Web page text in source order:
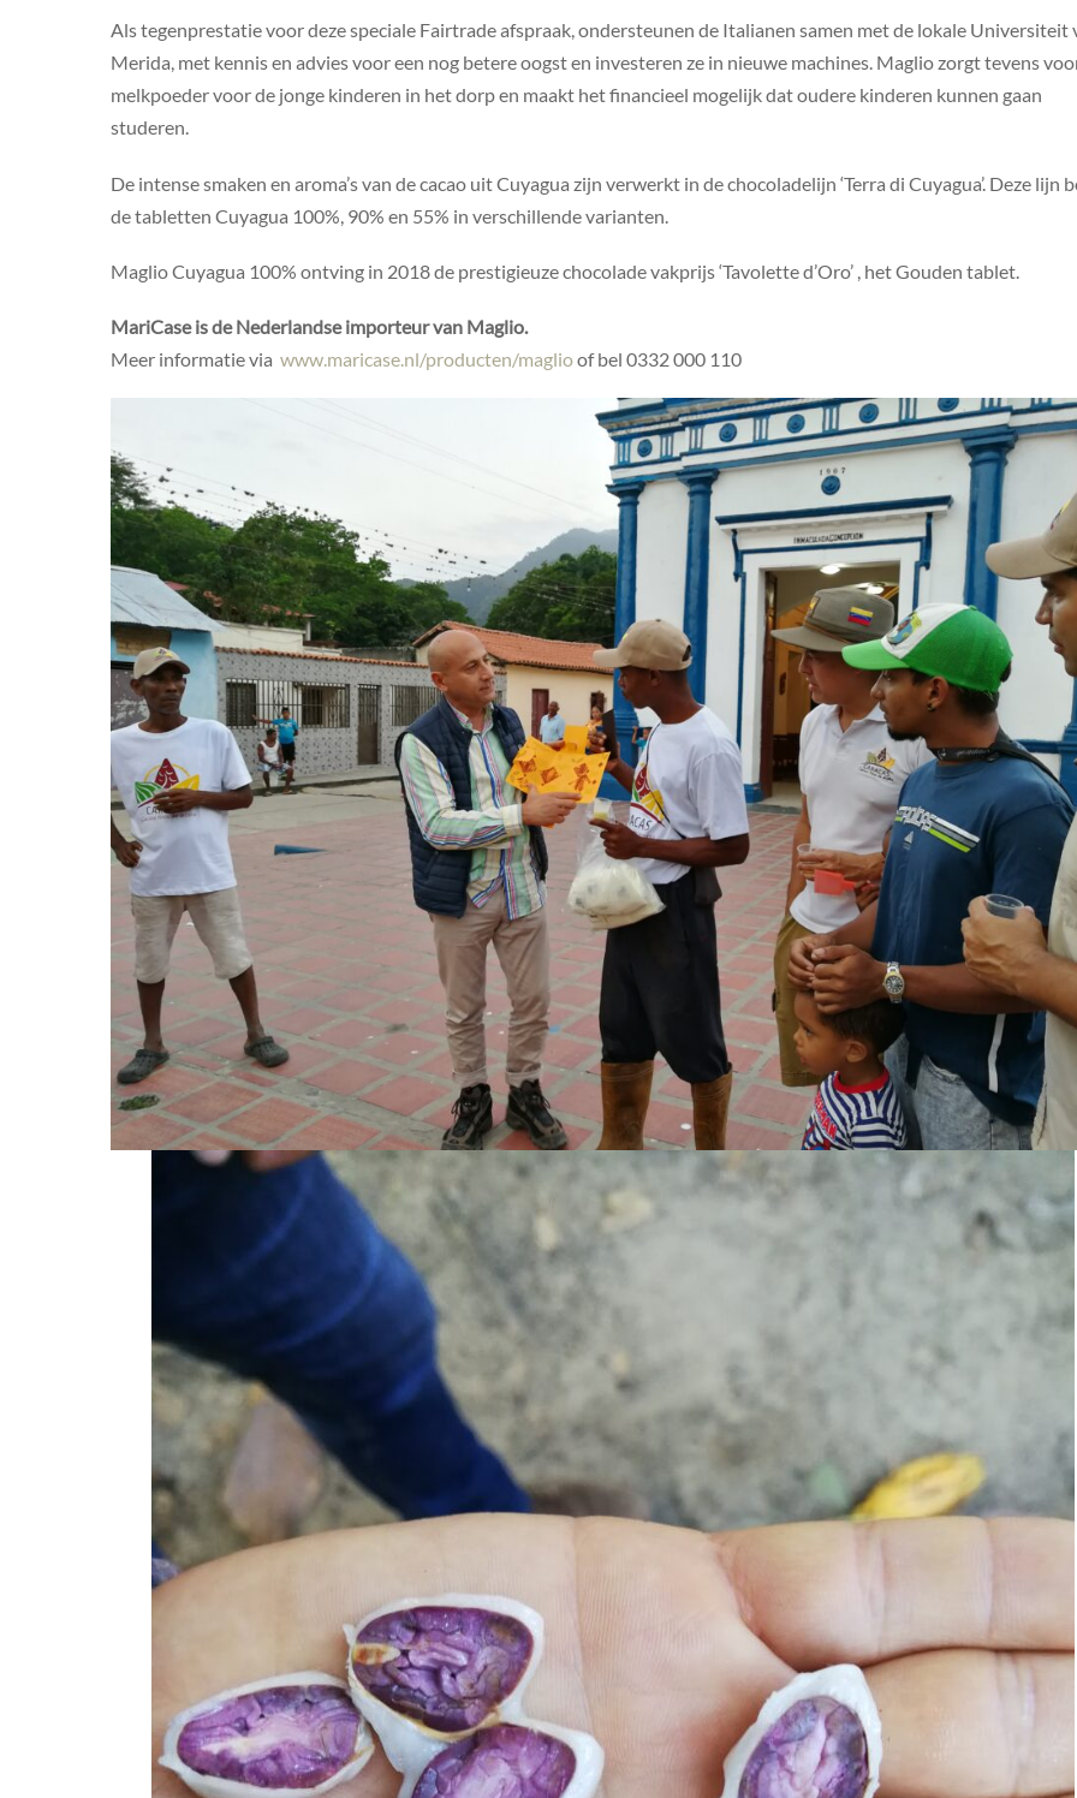
Als tegenprestatie voor deze speciale Fairtrade afspraak, ondersteunen de Italianen samen met de lokale Universiteit
Merida, met kennis en advies voor een nog betere oogst en investeren ze in nieuwe machines. Maglio zorgt tevens
melkpoeder voor de jonge kinderen in het dorp en maakt het financieel mogelijk dat oudere kinderen kunnen gaan
studeren.
De intense smaken en aroma’s van de cacao uit Cuyagua zijn verwerkt in de chocoladelijn ‘Terra di Cuyagua’. Deze lijn
de tabletten Cuyagua 100%, 90% en 55% in verschillende varianten.
Maglio Cuyagua 100% ontving in 2018 de prestigieuze chocolade vakprijs ‘Tavolette d’Oro’ , het Gouden tablet.
MariCase is de Nederlandse importeur van Maglio.
Meer informatie via www.maricase.nl/producten/maglioof bel 0332 000 110